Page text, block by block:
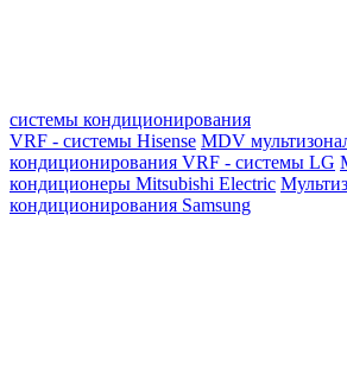
системы кондиционирования
VRF - системы Hisense MDV
кондиционирования VRF - системы LG
кондиционеры Mitsubishi Electric
кондиционирования Samsung